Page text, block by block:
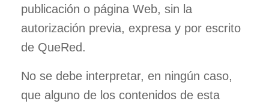
publicación o página Web, sin la
autorización previa, expresa y por escrito
de QueRed.
No se debe interpretar, en ningún caso,
que alguno de los contenidos de esta